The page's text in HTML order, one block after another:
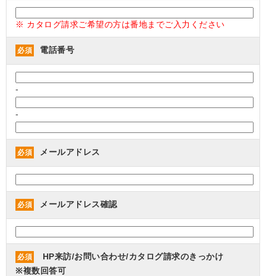
※ カタログ請求ご希望の方は番地までご入力ください
必須 電話番号
-
-
必須 メールアドレス
必須 メールアドレス確認
必須
HP来訪/お問い合わせ/カタログ請求のきっかけ
※複数回答可